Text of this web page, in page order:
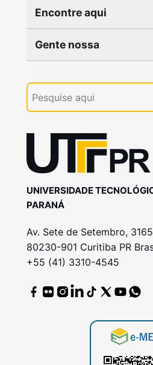
Encontre aqui
Gente nossa
UNIVERSIDADE
PARANÁ
Av. Sete de Setembro,
80230-901 Curitiba PR
+55 (41) 3310-4545